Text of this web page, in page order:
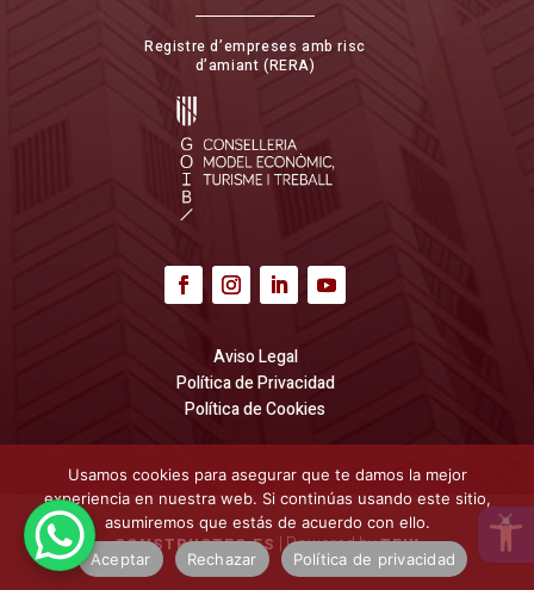
Registre d’empreses amb risc
d’amiant (RERA)
Aviso Legal
Política de Privacidad
Política de Cookies
CONSTRUCTEC.ES | Powered byTEIX
Usamos cookies para asegurar que te damos la mejor
experiencia en nuestra web. Si continúas usando este sitio,
asumiremos que estás de acuerdo con ello.
Aceptar
Rechazar Política de privacidad